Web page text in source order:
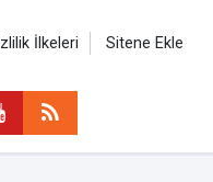
İlkeleri Sitene Ekle